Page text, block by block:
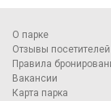
О парке
Отзывы посетителей
Правила
Вакансии
Карта парка